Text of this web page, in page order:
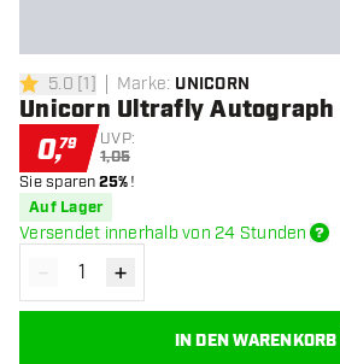
5 Bewertungssterne
5.0 [1] Marke: UNICORN
Unicorn Ultrafly
0,79 UVP:
1,05
Sie sparen25%!
Auf Lager
Versendet innerhalb von 24 Stunden
Menge verringern
- Menge erhöhen
+
IN DEN WARENKORB